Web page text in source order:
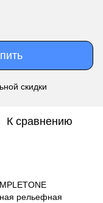
скидки
К сравнению
рельефная